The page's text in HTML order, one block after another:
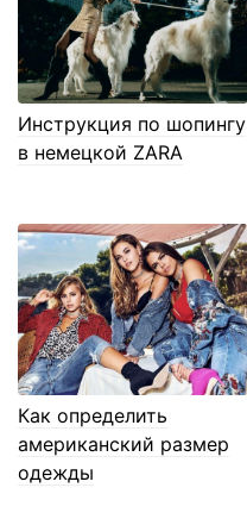
Инструкция по шопингу
в немецкой ZARA
Как определить
американский размер
одежды